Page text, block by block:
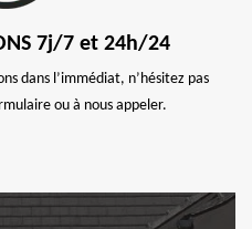
7j/7 et 24h/24
dans l’immédiat, n’hésitez pas
ou à nous appeler.